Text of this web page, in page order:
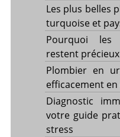
Les plus belles
turquoise et
Pourquoi les
restent précieux
Plombier en
efficacement
Diagnostic
votre guide
stress